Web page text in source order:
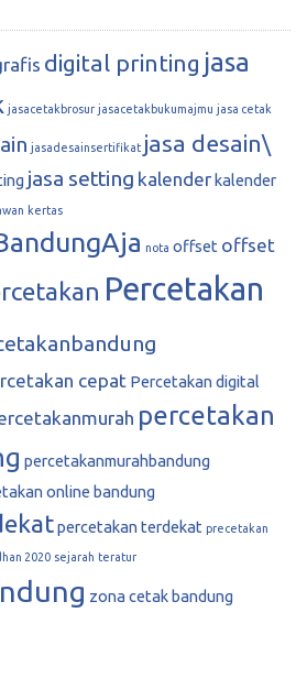
digital printing jasa
jasacetakbrosur jasacetakbukumajmu jasa cetak
jasadesainsertifikat jasa desain\
jasa setting kalender kalender
kertas
nota offset offset
Percetakan
cepat Percetakan digital
percetakan
percetakanmurahbandung
online bandung
percetakan terdekat precetakan
2020 sejarah teratur
zona cetak bandung